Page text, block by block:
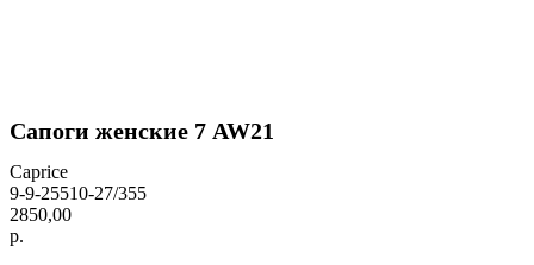
Сапоги женские 7 AW21
Caprice
9-9-25510-27/355
2850,00
р.